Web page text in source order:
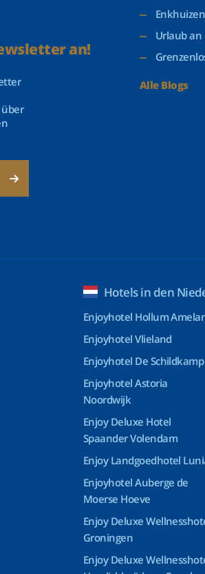
an!
über
Urlaub an
Alle Blogs
Hotels in den
Enjoyhotel Hollum
Enjoyhotel Vlieland
Enjoyhotel De Schildkamp
Enjoyhotel Astoria
Noordwijk
Enjoy Deluxe Hotel
Spaander Volendam
Enjoy Landgoedhotel
Enjoyhotel Auberge de
Moerse Hoeve
Enjoy Deluxe
Groningen
Enjoy Deluxe